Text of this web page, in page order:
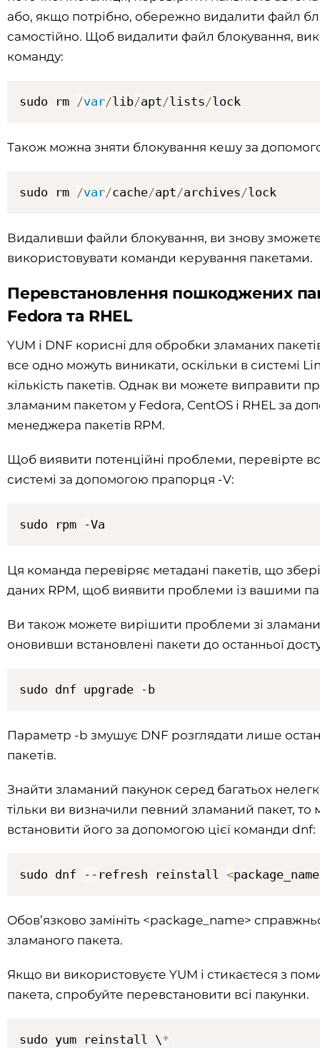
або, якщо потрібно, обережно видалити файл
самостійно. Щоб видалити файл блокування,
команду:
sudo rm /var/lib/apt/lists/lock
Також можна зняти блокування кешу за
sudo rm /var/cache/apt/archives/lock
Видаливши файли блокування, ви знову
використовувати команди керування пакетами.
Перевстановлення пошкоджених
Fedora та RHEL
YUM і DNF корисні для обробки зламаних
все одно можуть виникати, оскільки в системі
кількість пакетів. Однак ви можете виправити
зламаним пакетом у Fedora, CentOS і RHEL за
менеджера пакетів RPM.
Щоб виявити потенційні проблеми, перевірте
системі за допомогою прапорця -V:
sudo rpm -Va
Ця команда перевіряє метадані пакетів, що
даних RPM, щоб виявити проблеми із вашими
Ви також можете вирішити проблеми зі
оновивши встановлені пакети до останньої
sudo dnf upgrade - b
Параметр -b змушує DNF розглядати лише
пакетів.
Знайти зламаний пакунок серед багатьох
тільки ви визначили певний зламаний пакет,
встановити його за допомогою цієї команди dnf:
sudo dnf -- refresh reinstall <package_name
Обов’язково замініть <package_name>
зламаного пакета.
Якщо ви використовуєте YUM і стикаєтеся з
пакета, спробуйте перевстановити всі пакунки.
sudo yum reinstall \*